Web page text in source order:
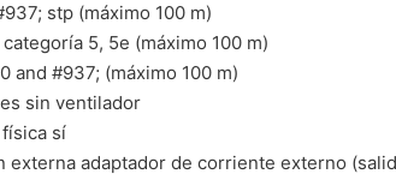
stp (máximo 100 m)
categoría 5, 5e (máximo 100 m)
and #937; (máximo 100 m)
sin ventilador
sí
externa adaptador de corriente externo